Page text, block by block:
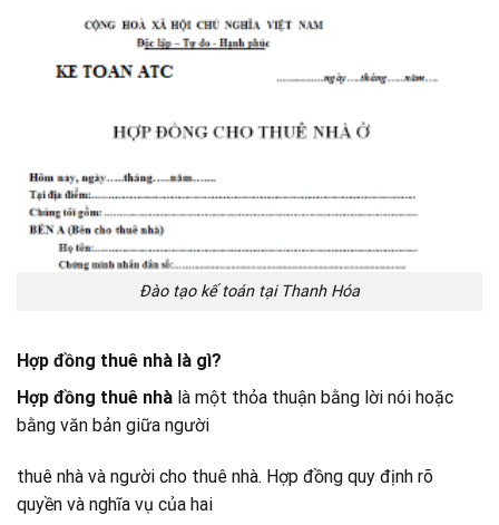
Đào tạo kế toán tại Thanh Hóa
Hợp đồng thuê nhà là gì?
Hợp đồng thuê nhà là một thỏa thuận bằng lời nói hoặc
bằng văn bản giữa người
thuê nhà và người cho thuê nhà. Hợp đồng quy định rõ
quyền và nghĩa vụ của hai